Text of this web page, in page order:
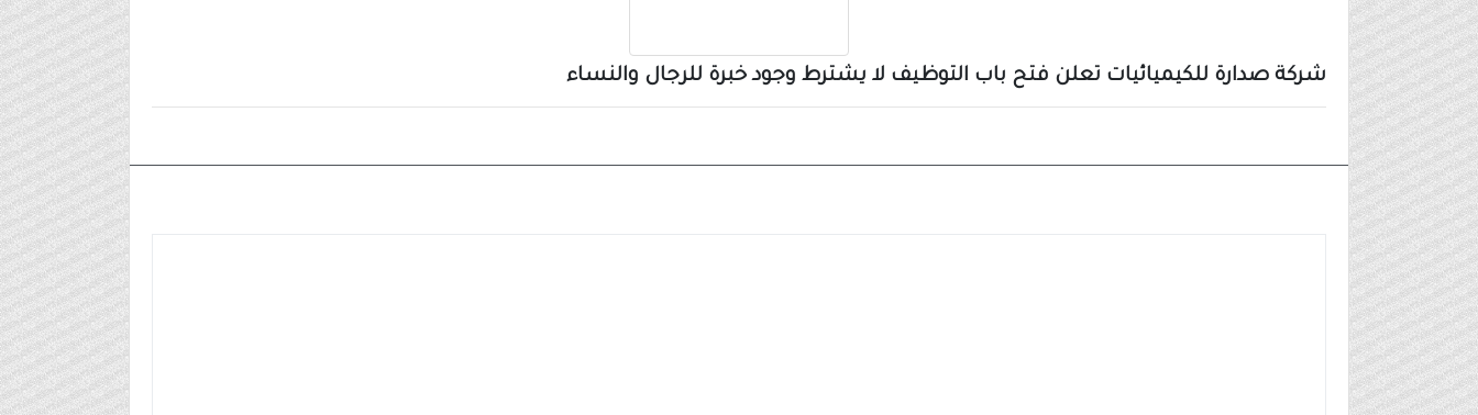
شركة صدارة للكيميائيات تعلن فتح باب التوظيف لا يشترط وجود خبرة للرجال والنساء